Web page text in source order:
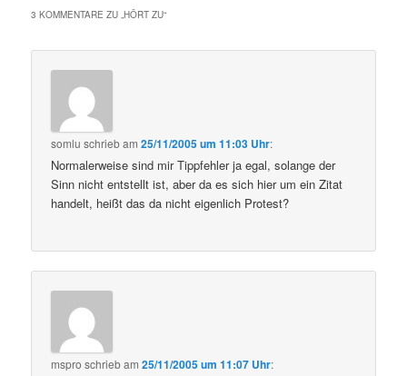
3 KOMMENTARE ZU „HÖRT ZU“
somlu schriebam25/11/2005 um 11:03 Uhr:
Normalerweise sind mir Tippfehler ja egal, solange der
Sinn nicht entstellt ist, aber da es sich hier um ein Zitat
handelt, heißt das da nicht eigenlich Protest?
mspro schriebam25/11/2005 um 11:07 Uhr: